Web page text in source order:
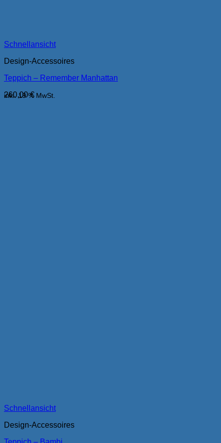
Schnellansicht
Design-Accessoires
Teppich – Remember Manhattan
260,00€
inkl. 19 % MwSt.
Schnellansicht
Design-Accessoires